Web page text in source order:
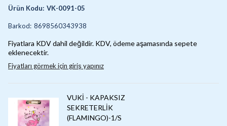
Ürün Kodu: VK-0091-05
Barkod: 8698560343938
Fiyatlara KDV dahil değildir. KDV, ödeme aşamasında sepete
eklenecektir.
Fiyatları görmek için giriş yapınız
VUKİ - KAPAKSIZ
SEKRETERLİK
(FLAMINGO)-1/S